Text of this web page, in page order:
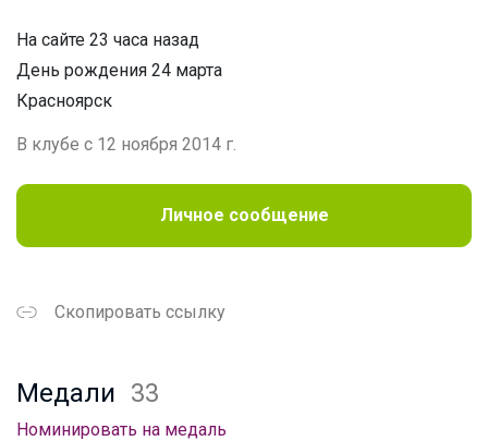
На сайте 23 часа назад
День рождения 24 марта
Красноярск
В клубе с 12 ноября 2014 г.
Личное сообщение
Скопировать ссылку
Медали 33
Номинировать на медаль